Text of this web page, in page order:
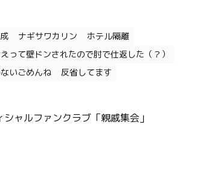
ナギサワカリン
ホテル隔離
って壁ドンされたので肘で仕返した（？）
いごめんね
反省してます
ャルファンクラブ「親戚集会」